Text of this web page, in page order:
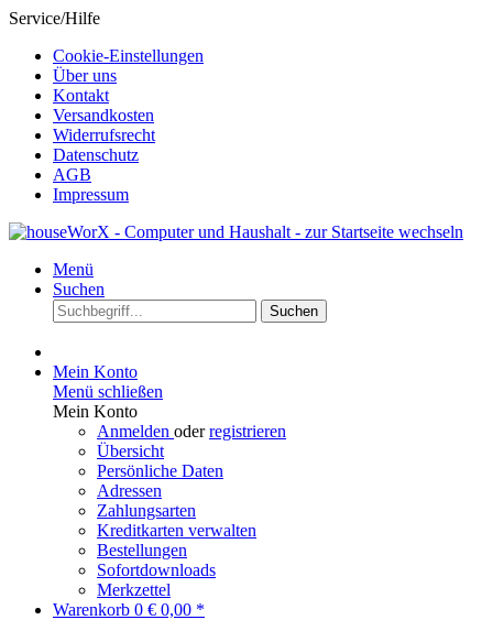
Service/Hilfe
Cookie-Einstellungen
Über uns
Kontakt
Versandkosten
Widerrufsrecht
Datenschutz
AGB
Impressum
Menü
Suchen
Suchen
Mein Konto
Menü schließen
Mein Konto
Anmelden oderregistrieren
Übersicht
Persönliche Daten
Adressen
Zahlungsarten
Kreditkarten verwalten
Bestellungen
Sofortdownloads
Merkzettel
Warenkorb 0 € 0,00 *